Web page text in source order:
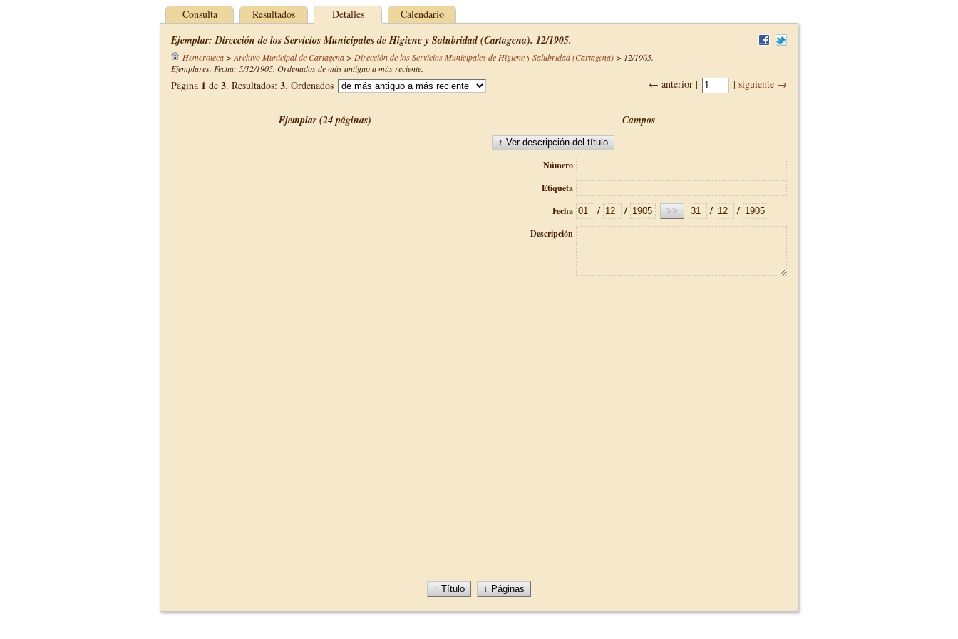
Consulta Resultados Detalles Calendario
Ejemplar: Dirección de los Servicios Municipales de Higiene y Salubridad (Cartagena). 12/1905.
Hemeroteca> Archivo Municipal de Cartagena> Dirección de los Servicios Municipales de Higiene y Salubridad (Cartagena)> 12/1905.
Ejemplares. Fecha: 5/12/1905. Ordenados de más antiguo a más reciente.
← anterior | | siguiente →
Página 1 de 3. Resultados: 3. Ordenados
Ejemplar (24 páginas) Campos
Número
Etiqueta
Fecha
/ / / /
Descripción